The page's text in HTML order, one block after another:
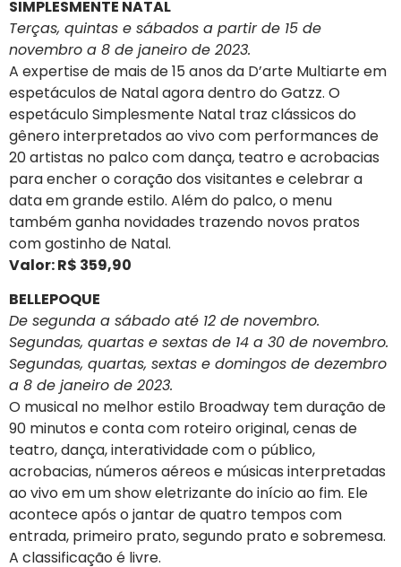
SIMPLESMENTE NATAL
Terças, quintas e sábados a partir de 15 de
novembro a 8 de janeiro de 2023.
A expertise de mais de 15 anos da D’arte Multiarte em
espetáculos de Natal agora dentro do Gatzz. O
espetáculo Simplesmente Natal traz clássicos do
gênero interpretados ao vivo com performances de
20 artistas no palco com dança, teatro e acrobacias
para encher o coração dos visitantes e celebrar a
data em grande estilo. Além do palco, o menu
também ganha novidades trazendo novos pratos
com gostinho de Natal.
Valor: R$ 359,90
BELLEPOQUE
De segunda a sábado até 12 de novembro.
Segundas, quartas e sextas de 14 a 30 de novembro.
Segundas, quartas, sextas e domingos de dezembro
a 8 de janeiro de 2023.
O musical no melhor estilo Broadway tem duração de
90 minutos e conta com roteiro original, cenas de
teatro, dança, interatividade com o público,
acrobacias, números aéreos e músicas interpretadas
ao vivo em um show eletrizante do início ao fim. Ele
acontece após o jantar de quatro tempos com
entrada, primeiro prato, segundo prato e sobremesa.
A classificação é livre.